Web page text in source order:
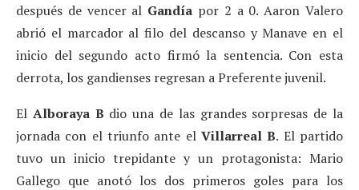
después de vencer al Gandía por 2 a 0. Aaron Valero
abrió el marcador al filo del descanso y Manave en el
inicio del segundo acto firmó la sentencia. Con esta
derrota, los gandienses regresan a Preferente juvenil.
El Alboraya B dio una de las grandes sorpresas de la
jornada con el triunfo ante el Villarreal B. El partido
tuvo un inicio trepidante y un protagonista: Mario
Gallego que anotó los dos primeros goles para los